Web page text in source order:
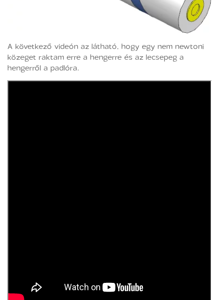
A következő videón az látható, hogy egy nem newtoni
közeget raktam erre a hengerre és az lecsepeg a
hengerről a padlóra.